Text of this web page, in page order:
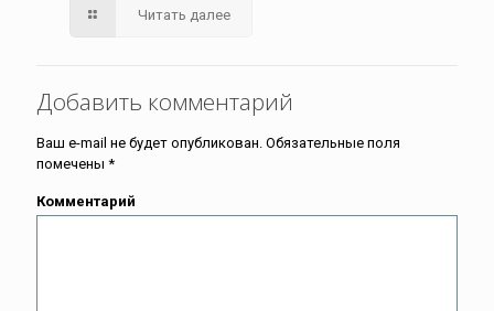
Читать далее
Добавить комментарий
Ваш e-mail не будет опубликован. Обязательные поля
помечены *
Комментарий